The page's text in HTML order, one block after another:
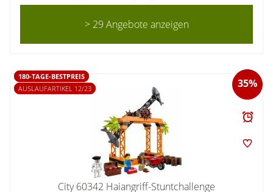
> 29 Angebote anzeigen
35%
180-TAGE-BESTPREIS
AUSLAUFARTIKEL 12/23
City 60342 Haiangriff-Stuntchallenge